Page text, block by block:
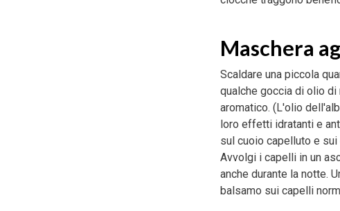
Maschera
Scaldare una piccola
qualche goccia di olio
aromatico. (L'olio
loro effetti idratanti e
sul cuoio capelluto e
Avvolgi i capelli in un
anche durante la notte.
balsamo sui capelli